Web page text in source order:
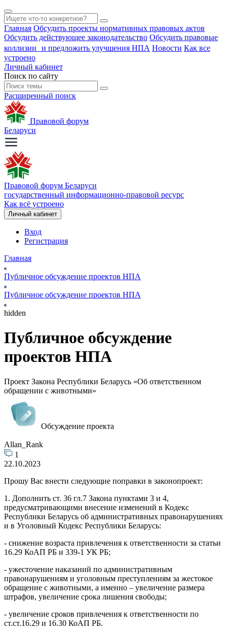
Главная Обсудить проекты нормативных правовых актов
Обсудить действующее законодательство Обсудить правовые
коллизии и предложить улучшения НПА Новости Как все
устроено
Личный кабинет
Поиск по сайту
Расширенный поиск
Правовой форум
Беларуси
Правовой форум Беларуси
государственный информационно-правовой ресурс
Как всё устроено
Личный кабинет
Вход
Регистрация
Главная
Публичное обсуждение проектов НПА
Публичное обсуждение проектов НПА
hidden
Публичное обсуждение
проектов НПА
Проект Закона Республики Беларусь «Об ответственном
обращении с животными»
Обсуждение проекта
Allan_Rank
1
22.10.2023
Прошу Вас внести следующие поправки в законопроект:
1. Дополнить ст. 36 гл.7 Закона пунктами 3 и 4,
предусматривающими внесение изменений в Кодекс
Республики Беларусь об административных правонарушениях
и в Уголовный Кодекс Республики Беларусь:
- снижение возраста привлечения к ответственности за статьи
16.29 КоАП РБ и 339-1 УК РБ;
- ужесточение наказаний по административным
правонарушениям и уголовным преступлениям за жестокое
обращение с животными, а именно – увеличение размера
штрафов, увеличение срока лишения свободы;
- увеличение сроков привлечения к ответственности по
ст.ст.16.29 и 16.30 КоАП РБ.